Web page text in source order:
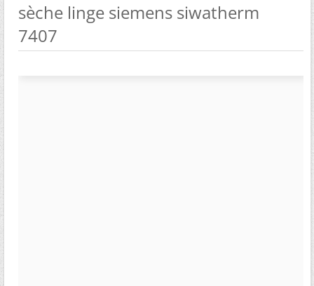
sèche linge siemens siwatherm
7407